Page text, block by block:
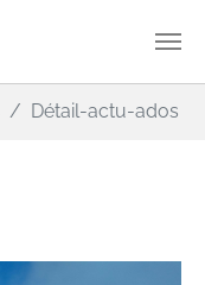
Détail-actu-ados